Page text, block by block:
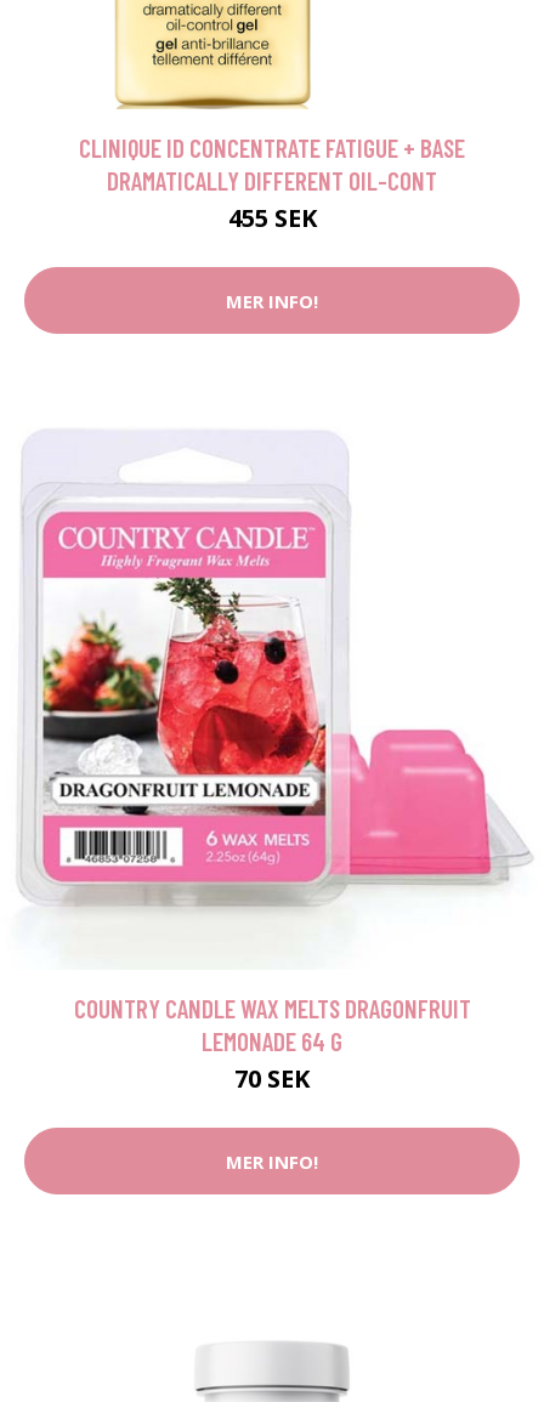
CLINIQUE ID CONCENTRATE FATIGUE + BASE
DRAMATICALLY DIFFERENT OIL-CONT
455 SEK
MER INFO!
COUNTRY CANDLE WAX MELTS DRAGONFRUIT
LEMONADE 64 G
70 SEK
MER INFO!